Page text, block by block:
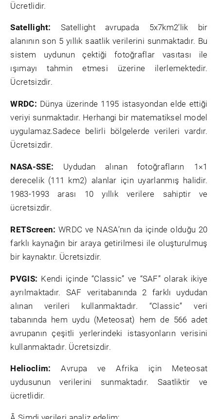
Ücretlidir.
Satellight: Satellight avrupada 5x7km2’lik bir
alanının son 5 yıllık saatlik verilerini sunmaktadır. Bu
sistem uydunun çektiği fotoğraflar vasıtası ile
ışımayı tahmin etmesi üzerine ilerlemektedir.
Ücretsizdir.
WRDC: Dünya üzerinde 1195 istasyondan elde ettiği
veriyi sunmaktadır. Herhangi bir matematiksel model
uygulamaz.Sadece belirli bölgelerde verileri vardır.
Ücretsizdir.
NASA-SSE: Uydudan alınan fotoğrafların 1×1
derecelik (111 km2) alanlar için uyarlanmış halidir.
1983-1993 arası 10 yıllık verilere sahiptir ve
ücretsizdir.
RETScreen: WRDC ve NASA’nın da içinde olduğu 20
farklı kaynağın bir araya getirilmesi ile oluşturulmuş
bir kaynaktır. Ücretsizdir.
PVGIS: Kendi içinde “Classic” ve “SAF” olarak ikiye
ayrılmaktadır. SAF veritabanında 2 farklı uydudan
alınan verileri kullanmaktadır. “Classic” veri
tabanında hem uydu (Meteosat) hem de 566 adet
avrupanın çeşitli yerlerindeki istasyonların verisini
kullanmaktadır. Ücretsizdir.
Helioclim: Avrupa ve Afrika için Meteosat
uydusunun verilerini sunmaktadır. Saatliktir ve
ücretlidir.